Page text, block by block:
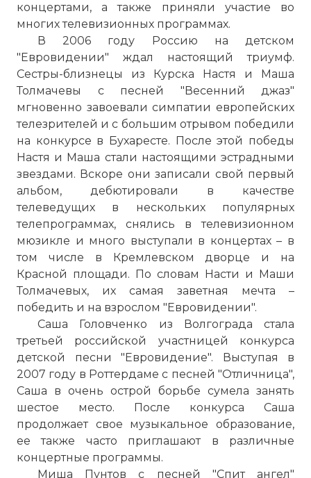
концертами, а также приняли участие во
многих телевизионных программах.
В 2006 году Россию на детском
"Евровидении" ждал настоящий триумф.
Сестры-близнецы из Курска Настя и Маша
Толмачевы с песней "Весенний джаз"
мгновенно завоевали симпатии европейских
телезрителей и с большим отрывом победили
на конкурсе в Бухаресте. После этой победы
Настя и Маша стали настоящими эстрадными
звездами. Вскоре они записали свой первый
альбом, дебютировали в качестве
телеведущих в нескольких популярных
телепрограммах, снялись в телевизионном
мюзикле и много выступали в концертах – в
том числе в Кремлевском дворце и на
Красной площади. По словам Насти и Маши
Толмачевых, их самая заветная мечта –
победить и на взрослом "Евровидении".
Саша Головченко из Волгограда стала
третьей российской участницей конкурса
детской песни "Евровидение". Выступая в
2007 году в Роттердаме с песней "Отличница",
Саша в очень острой борьбе сумела занять
шестое место. После конкурса Саша
продолжает свое музыкальное образование,
ее также часто приглашают в различные
концертные программы.
Миша Пунтов с песней "Спит ангел"